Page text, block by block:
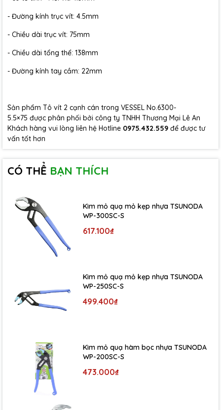
- Đường kính trục vít: 4.5mm
- Chiều dài trục vít: 75mm
- Chiều dài tổng thể: 138mm
- Đường kính tay cầm: 22mm
Sản phẩm Tô vít 2 cạnh cán trong VESSEL No.6300-
5.5×75 được phân phối bởi công ty TNHH Thương Mại Lê An
Khách hàng vui lòng liên hệ Hotline 0975.432.559 để được tư
vấn tốt hơn
CÓ THỂ BẠN THÍCH
Kìm mỏ quạ mỏ kẹp nhựa TSUNODA
WP-300SC-S
617.100₫
Kìm mỏ quạ mỏ kẹp nhựa TSUNODA
WP-250SC-S
499.400₫
Kìm mỏ quạ hàm bọc nhựa TSUNODA
WP-200SC-S
473.000₫